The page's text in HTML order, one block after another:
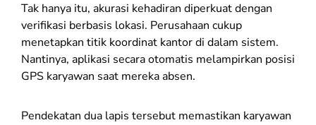
Tak hanya itu, akurasi kehadiran diperkuat dengan
verifikasi berbasis lokasi. Perusahaan cukup
menetapkan titik koordinat kantor di dalam sistem.
Nantinya, aplikasi secara otomatis melampirkan posisi
GPS karyawan saat mereka absen.
Pendekatan dua lapis tersebut memastikan karyawan